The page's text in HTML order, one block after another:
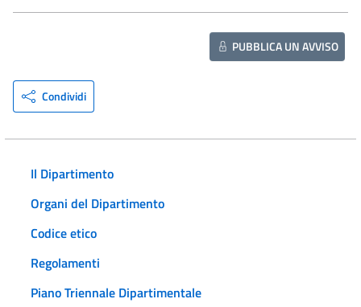
PUBBLICA UN AVVISO
Condividi
Il Dipartimento
Organi del Dipartimento
Codice etico
Regolamenti
Piano Triennale Dipartimentale